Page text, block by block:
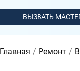
Главная Ремонт